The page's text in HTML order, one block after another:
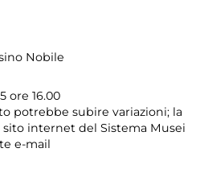
Nobile
ore 16.00
potrebbe subire variazioni; la
internet del Sistema Musei
e-mail